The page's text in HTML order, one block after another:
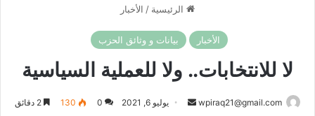
الرئيسية / الأخبار
الأخبار بيانات و وثائق الحزب
لا للانتخابات.. ولا للعملية السياسية
wpiraq21@gmail.com
أرسل يوليو 6, 2021 0
130